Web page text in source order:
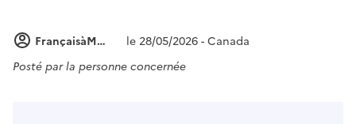
FrançaisàMontréal
le 28/05/2026 - Canada
Posté parla personne concernée